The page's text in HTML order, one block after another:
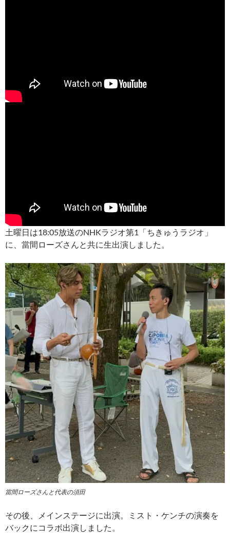
土曜日は18:05放送のNHKラジオ第1「ちきゅうラジオ」
に、當間ローズさんと共に生出演しました。
當間ローズさんと代表の須田
その後、メインステージに出演。ミスト・ケンチの演奏を
バックにコラボ出演しました。